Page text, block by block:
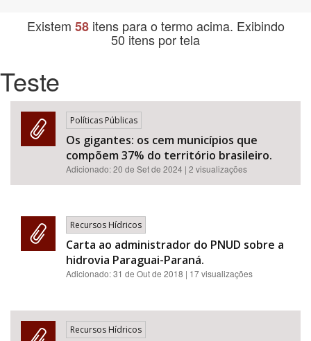
Tema
Área de Levantamento
Área Protegida
Existem 58itens para o termo acima. Exibindo
50 itens por tela
Teste
Políticas Públicas
Os gigantes: os cem municípios que
compõem 37% do território brasileiro.
Adicionado:20 de Set de 2024 | 2 visualizações
Recursos Hídricos
Carta ao administrador do PNUD sobre a
hidrovia Paraguai-Paraná.
Adicionado:31 de Out de 2018 | 17 visualizações
Recursos Hídricos